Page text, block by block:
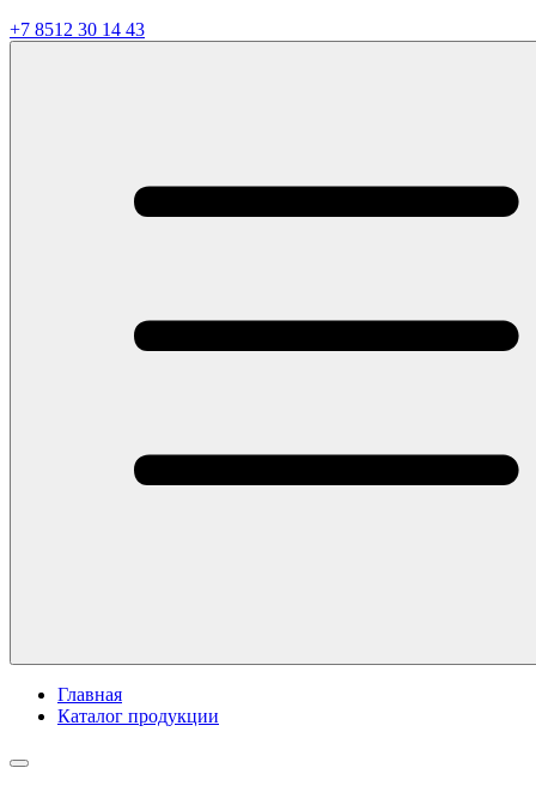
+7 8512 30 14 43
Главная
Каталог продукции